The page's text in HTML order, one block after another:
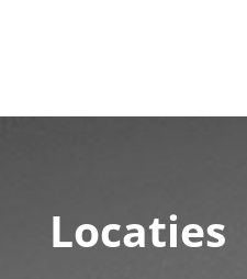
Locaties